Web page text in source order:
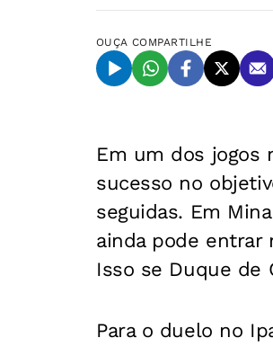
OUÇA COMPARTILHE
Em um dos jogos
sucesso no
seguidas. Em
ainda pode entrar
Isso se Duque de
Para o duelo no